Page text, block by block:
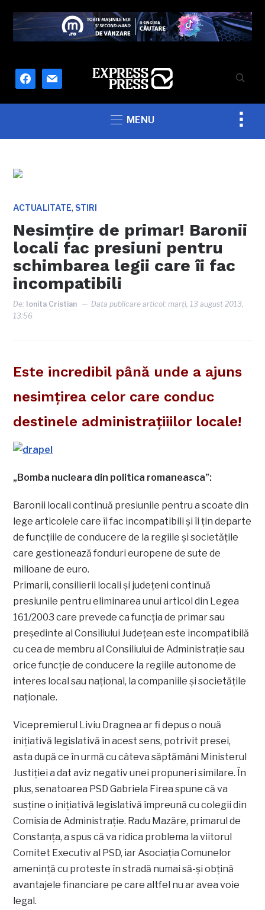
facebook
mail
MENU
ACTUALITATE, STIRI
Nesimţire de primar! Baronii
locali fac presiuni pentru
schimbarea legii care îi fac
incompatibili
De: Ionita Cristian Data publicare articol:marți, 13 august 2013,
13:56
Este incredibil până unde a ajuns
nesimţirea celor care conduc
destinele administraţiiilor locale!
„Bomba nucleara din politica romaneasca”:
Baronii locali continuă presiunile pentru a scoate din
lege articolele care îi fac incompatibili şi îi ţin departe
de funcţiile de conducere de la regiile şi societăţile
care gestionează fonduri europene de sute de
milioane de euro.
Primarii, consilierii locali şi judeţeni continuă
presiunile pentru eliminarea unui articol din Legea
161/2003 care prevede ca funcţia de primar sau
preşedinte al Consiliului Judeţean este incompatibilă
cu cea de membru al Consiliului de Administraţie sau
orice funcţie de conducere la regiile autonome de
interes local sau naţional, la companiile şi societăţile
naţionale.
Vicepremierul Liviu Dragnea ar fi depus o nouă
iniţiativă legislativă în acest sens, potrivit presei,
asta după ce în urmă cu câteva săptămâni Ministerul
Justiţiei a dat aviz negativ unei propuneri similare. În
plus, senatoarea PSD Gabriela Firea spune că va
susţine o iniţiativă legislativă împreună cu colegii din
Comisia de Administraţie. Radu Mazăre, primarul de
Constanţa, a spus că va ridica problema la viitorul
Comitet Executiv al PSD, iar Asociaţia Comunelor
ameninţă cu proteste în stradă numai să-şi obţină
avantajele financiare pe care altfel nu ar avea voie
legal.